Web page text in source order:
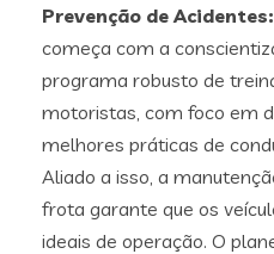
Prevenção de Acidentes:
começa com a
programa robusto de
motoristas, com foco em
melhores práticas de
Aliado a isso, a
frota garante que os
ideais de operação. O